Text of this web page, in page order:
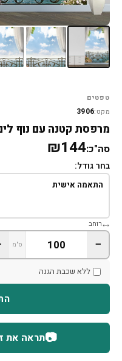
טפטים
מקט:3906
מרפסת קטנה עם נוף
סה"כ:₪144
בחר גודל:
התאמה אישית
רוחב
− ס"מ
ללא שכבת הגנה
📷תראה את